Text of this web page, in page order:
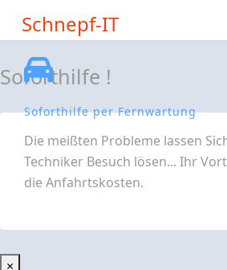
Schnepf-IT
Soforthilfe !
Soforthilfe per Fernwartung
Die meißten Probleme lassen
Techniker Besuch lösen... Ihr
die Anfahrtskosten.
×